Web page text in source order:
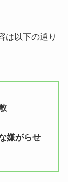
は以下の通り
嫌がらせ